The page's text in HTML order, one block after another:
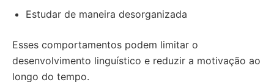
Estudar de maneira desorganizada
Esses comportamentos podem limitar o
desenvolvimento linguístico e reduzir a motivação ao
longo do tempo.